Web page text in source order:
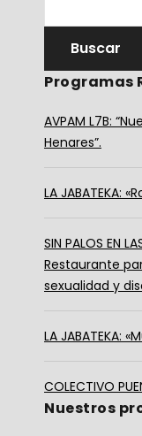
Programas
AVPAM L7B:
Henares”.
LA JABATEKA:
SIN PALOS EN
Restaurante
sexualidad y
LA JABATEKA:
COLECTIVO
Nuestros